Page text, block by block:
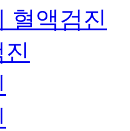
혈액검진